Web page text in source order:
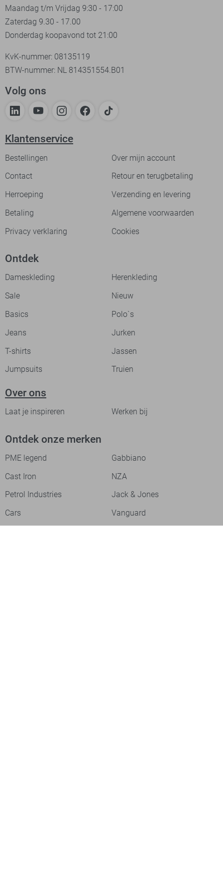
Maandag t/m Vrijdag 9:30 - 17:00
Zaterdag 9.30 - 17.00
Donderdag koopavond tot 21:00
KvK-nummer: 08135119
BTW-nummer: NL 814351554.B01
Volg ons
Klantenservice
Bestellingen
Over mijn account
Contact
Retour en terugbetaling
Herroeping
Verzending en levering
Betaling
Algemene voorwaarden
Privacy verklaring
Cookies
Ontdek
Dameskleding
Herenkleding
Sale
Nieuw
Basics
Polo`s
Jeans
Jurken
T-shirts
Jassen
Jumpsuits
Truien
Over ons
Laat je inspireren Werken bij
Ontdek onze merken
PME legend
Gabbiano
Cast Iron
NZA
Petrol Industries
Jack & Jones
Cars
Vanguard